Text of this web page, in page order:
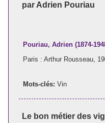
par Adrien Pouriau
Pouriau, Adrien (1874-
Paris : Arthur Rousseau,
Mots-clés: Vin
Le bon métier des